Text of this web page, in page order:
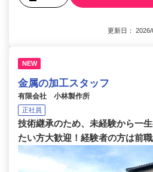
更新日：
NEW
金属の加工スタッフ
有限会社 小林製作所
正社員
技術継承のため、未経験から一
たい方大歓迎！経験者の方は前